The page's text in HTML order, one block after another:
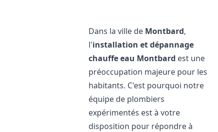
Dans la ville de Montbard,
l'installation et dépannage
chauffe eau Montbard est une
préoccupation majeure pour les
habitants. C'est pourquoi notre
équipe de plombiers
expérimentés est à votre
disposition pour répondre à